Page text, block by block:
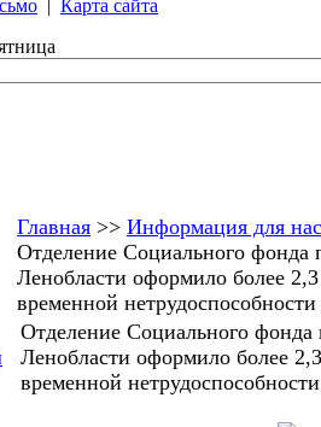
| Карта сайта
Главная >> Информация для
Отделение Социального фонда
Ленобласти оформило более
временной нетрудоспособности
Отделение Социального фонда
Ленобласти оформило более
временной нетрудоспособности